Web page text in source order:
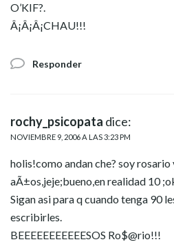
O’KIF?.
Â¡Â¡Â¡CHAU!!!
Responder
rochy_psicopata dice:
NOVIEMBRE 9, 2006 A LAS 3:23 PM
holis!como andan che? soy rosario
aÃ±os,jeje;bueno,en realidad 10
Sigan asi para q cuando tenga 90
escribirles.
BEEEEEEEEEEESOS Ro$@rio!!!